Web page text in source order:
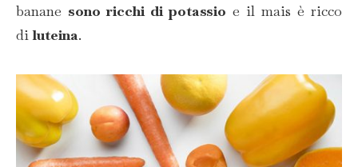
banane sono ricchi di potassio e il mais è ricco
diluteina.